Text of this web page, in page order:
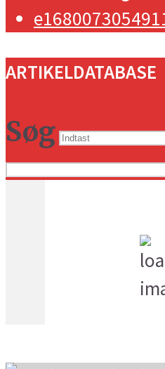
ARTIKELDATABASE
Søg
spredte skyer